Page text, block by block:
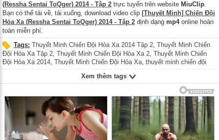
(Ressha Sentai ToQger) 2014 - Tập 2 trực tuyến trên website MiuClip.
Bạn có thể tải về, tải xuống, download video clip [Thuyết Minh] Chiến Đội
Hỏa Xa (Ressha Sentai ToQger) 2014 - Tập 2 định dạng mp4online hoàn
toàn miễn phí.
Tags: Thuyết Minh Chiến Đội Hỏa Xa 2014 Tập 2, Thuyết Minh Chiến
Đội Hỏa Xa Tập 2 Thuyết Minh Chiến Đội Hỏa Xa 2 Thuyết Minh Chiến
Đội Hỏa Xa 2014 Thuyết Minh Chiến Đội Hỏa Xa thuyết minh chiến đội
hỏa xa 2014 tập 2,thuyết minh chiến đội hỏa xa tập 2,thuyết minh chiến
thuyết minh chiến đội hỏa xa 2014
Thuyết Minh Ressha
Sentai ToQger Tập 2,Thuyết Minh Ressha Sentai ToQger 2,Thuyết Minh
Ressha Sentai ToQger 2014,Thuyết Minh Ressha Sentai ToQger
Thuyet
Minh Chien Doi Hoa Xa 2014 Tap 2, Thuyet Minh Chien Doi Hoa Xa Tap 2 ,
Thuyet Minh Chien Doi Hoa Xa 2,Thuyet Minh Chien Doi Hoa Xa 2014
Thuyet Minh Chien Doi Hoa Xa,
Thuyet Minh Ressha Sentai ToQger 2014
Tap 2 ,Thuyet Minh Ressha Sentai ToQger Tap 2,Thuyet Minh Ressha
Xem thêm tags